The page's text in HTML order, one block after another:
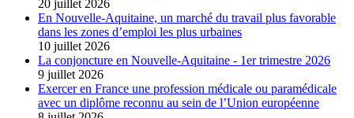
20 juillet 2026
En Nouvelle-Aquitaine, un marché du travail plus favorable
dans les zones d’emploi les plus urbaines
10 juillet 2026
La conjoncture en Nouvelle-Aquitaine - 1er trimestre 2026
9 juillet 2026
Exercer en France une profession médicale ou paramédicale
avec un diplôme reconnu au sein de l’Union européenne